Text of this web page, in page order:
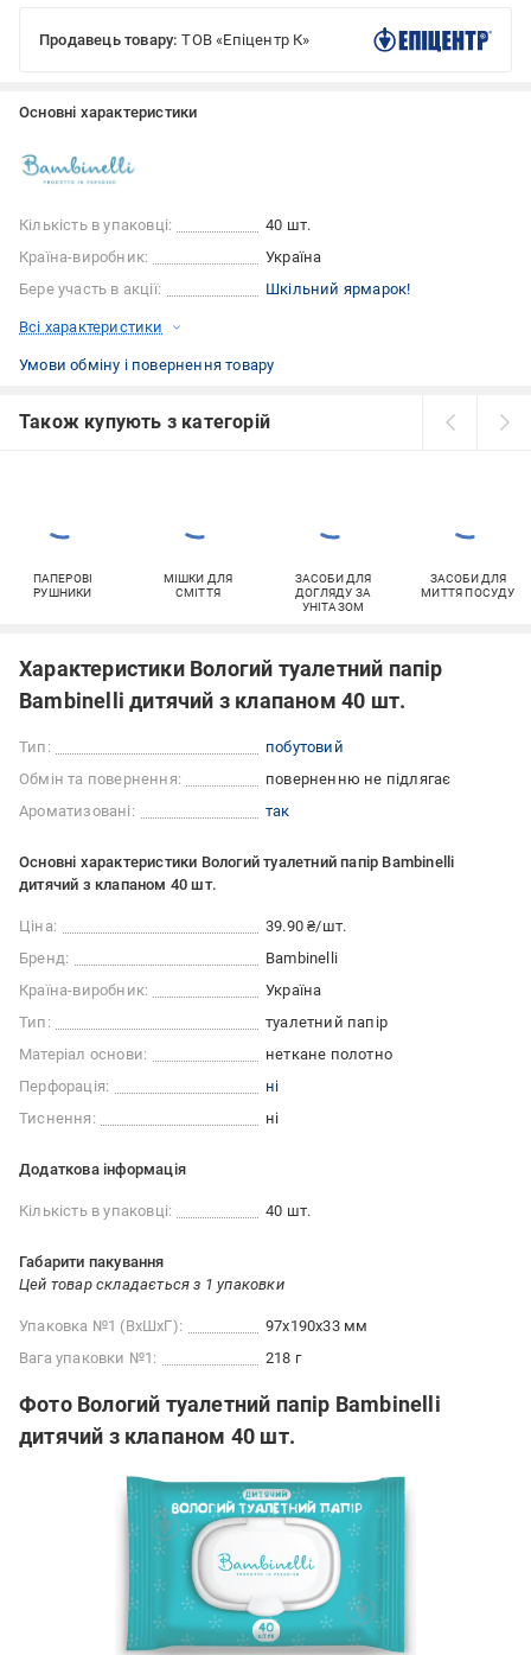
Продавець товару: ТОВ «Епіцентр К»
Основні характеристики
Кількість в упаковці:
40 шт.
Країна-виробник:
Україна
Бере участь в акції:
Шкільний ярмарок!
Всі характеристики
Умови обміну і повернення товару
Також купують з категорій
ПАПЕРОВІ
РУШНИКИ
МІШКИ ДЛЯ
СМІТТЯ
ЗАСОБИ ДЛЯ
ДОГЛЯДУ ЗА
УНІТАЗОМ
ЗАСОБИ ДЛЯ
МИТТЯ ПОСУДУ
Характеристики Вологий туалетний папір
Bambinelli дитячий з клапаном 40 шт.
Тип:
побутовий
Обмін та повернення:
поверненню не підлягає
Ароматизовані:
так
Основні характеристики Вологий туалетний папір Bambinelli
дитячий з клапаном 40 шт.
Ціна:
39.90 ₴/шт.
Бренд:
Bambinelli
Країна-виробник:
Україна
Тип:
туалетний папір
Матеріал основи:
неткане полотно
Перфорація:
ні
Тиснення:
ні
Додаткова інформація
Кількість в упаковці: 40 шт.
Габарити пакування
Цей товар складається з 1 упаковки
Упаковка №1 (ВхШхГ):
97x190x33 мм
Вага упаковки №1:
218 г
Фото Вологий туалетний папір Bambinelli
дитячий з клапаном 40 шт.